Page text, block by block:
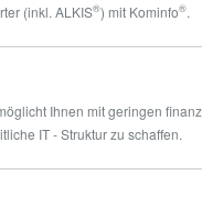
(inkl. ALKIS®) mit Kominfo®.
Ihnen mit geringen
IT - Struktur zu schaffen.